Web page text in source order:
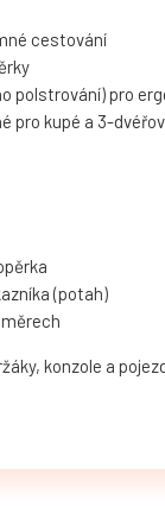
cestování
polstrování) pro
pro kupé a 3-
(potah)
konzole a